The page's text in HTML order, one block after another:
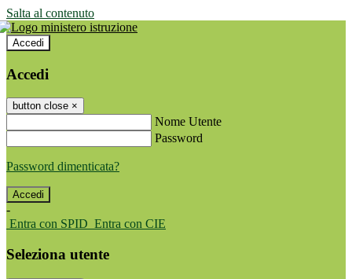
Salta al contenuto
Accedi
Accedi
button close ×
Nome Utente
Password
Password dimenticata?
-
Entra con SPID Entra con CIE
Seleziona utente